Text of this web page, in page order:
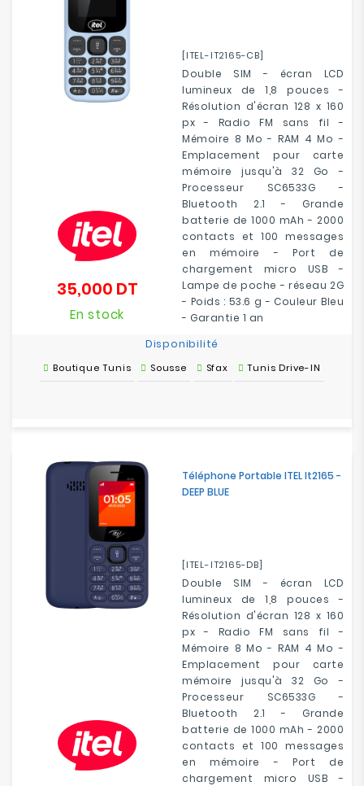
[ITEL-IT2165-CB]
Double SIM - écran LCD
lumineux de 1,8 pouces -
Résolution d'écran 128 x 160
px - Radio FM sans fil -
Mémoire 8 Mo - RAM 4 Mo -
Emplacement pour carte
mémoire jusqu'à 32 Go -
Processeur SC6533G -
Bluetooth 2.1 - Grande
batterie de 1000 mAh - 2000
contacts et 100 messages
en mémoire - Port de
chargement micro USB -
Lampe de poche - réseau 2G
- Poids : 53.6 g - Couleur Bleu
- Garantie 1 an
35,000 DTPrix
En stock
Disponibilité
Boutique Tunis Sousse Sfax Tunis Drive-IN
Téléphone Portable ITEL It2165 -
DEEP BLUE
[ITEL-IT2165-DB]
Double SIM - écran LCD
lumineux de 1,8 pouces -
Résolution d'écran 128 x 160
px - Radio FM sans fil -
Mémoire 8 Mo - RAM 4 Mo -
Emplacement pour carte
mémoire jusqu'à 32 Go -
Processeur SC6533G -
Bluetooth 2.1 - Grande
batterie de 1000 mAh - 2000
contacts et 100 messages
en mémoire - Port de
chargement micro USB -